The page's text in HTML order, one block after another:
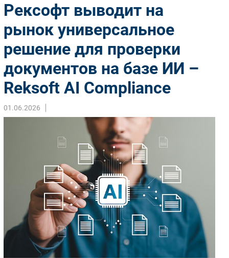
Импорто­замещение
Автоматизация Промышленности
Интернет
Мобильная связь
Фиксированная связь
Интеграция
Рынок ПК
Маркетинг
Оборудование
Outsourcing
Кадры
Регулирование
Финансы
Web
Безопасность
Рексофт выводит на
рынок универсальное
решение для проверки
документов на базе ИИ –
Reksoft AI Compliance
01.06.2026